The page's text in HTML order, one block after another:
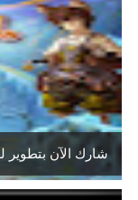
شارك الآن بتطوير